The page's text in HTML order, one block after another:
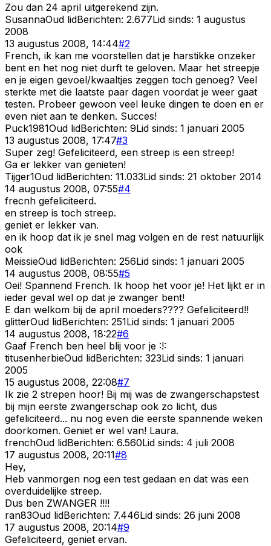
Zou dan 24 april uitgerekend zijn.
SusannaOud lidBerichten: 2.677Lid sinds: 1 augustus
2008
13 augustus 2008, 14:44#2
French, ik kan me voorstellen dat je harstikke onzeker
bent en het nog niet durft te geloven. Maar het streepje
en je eigen gevoel/kwaaltjes zeggen toch genoeg? Veel
sterkte met die laatste paar dagen voordat je weer gaat
testen. Probeer gewoon veel leuke dingen te doen en er
even niet aan te denken. Succes!
Puck1981Oud lidBerichten: 9Lid sinds: 1 januari 2005
13 augustus 2008, 17:47#3
Super zeg! Gefeliciteerd, een streep is een streep!
Ga er lekker van genieten!
Tijger1Oud lidBerichten: 11.033Lid sinds: 21 oktober 2014
14 augustus 2008, 07:55#4
frecnh gefeliciteerd.
en streep is toch streep.
geniet er lekker van.
en ik hoop dat ik je snel mag volgen en de rest natuurlijk
ook
MeissieOud lidBerichten: 256Lid sinds: 1 januari 2005
14 augustus 2008, 08:55#5
Oei! Spannend French. Ik hoop het voor je! Het lijkt er in
ieder geval wel op dat je zwanger bent!
E dan welkom bij de april moeders???? Gefeliciteerd!!
glitterOud lidBerichten: 251Lid sinds: 1 januari 2005
14 augustus 2008, 18:22#6
Gaaf French ben heel blij voor je :!:
titusenherbieOud lidBerichten: 323Lid sinds: 1 januari
2005
15 augustus 2008, 22:08#7
Ik zie 2 strepen hoor! Bij mij was de zwangerschapstest
bij mijn eerste zwangerschap ook zo licht, dus
gefeliciteerd... nu nog even die eerste spannende weken
doorkomen. Geniet er wel van! Laura.
frenchOud lidBerichten: 6.560Lid sinds: 4 juli 2008
17 augustus 2008, 20:11#8
Hey,
Heb vanmorgen nog een test gedaan en dat was een
overduidelijke streep.
Dus ben ZWANGER !!!!
ran83Oud lidBerichten: 7.446Lid sinds: 26 juni 2008
17 augustus 2008, 20:14#9
Gefeliciteerd, geniet ervan.